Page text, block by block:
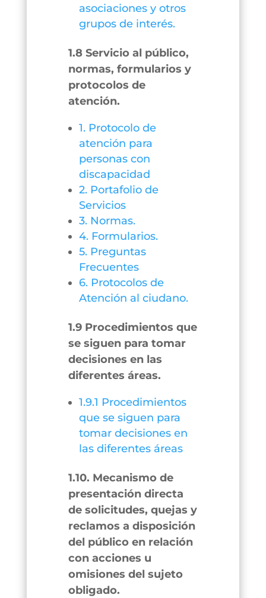
asociaciones y otros
grupos de interés.
1.8 Servicio al público,
normas, formularios y
protocolos de
atención.
1. Protocolo de
atención para
personas con
discapacidad
2. Portafolio de
Servicios
3. Normas.
4. Formularios.
5. Preguntas
Frecuentes
6. Protocolos de
Atención al ciudano.
1.9 Procedimientos que
se siguen para tomar
decisiones en las
diferentes áreas.
1.9.1 Procedimientos
que se siguen para
tomar decisiones en
las diferentes áreas
1.10. Mecanismo de
presentación directa
de solicitudes, quejas y
reclamos a disposición
del público en relación
con acciones u
omisiones del sujeto
obligado.